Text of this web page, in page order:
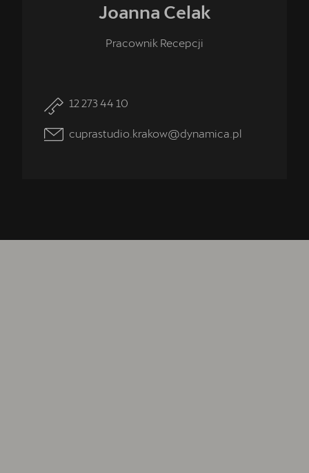
Joanna Celak
Pracownik Recepcji
12 273 44 10
cuprastudio.krakow@dynamica.pl